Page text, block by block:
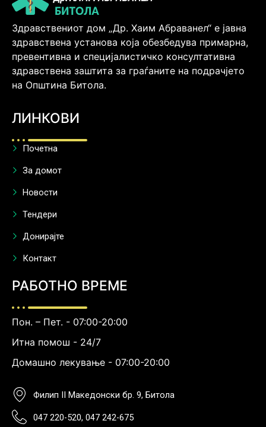
Здравствениот дом „Др. Хаим Абраванел“ е јавна
здравствена установа која обезбедува примарна,
превентивна и специјалистичко консултативна
здравствена заштита за граѓаните на подрачјето
на Општина Битола.
ЛИНКОВИ
Почетна
За домот
Новости
Тендери
Донирајте
Контакт
РАБОТНО ВРЕМЕ
Пон. – Пет. - 07:00-20:00
Итна помош - 24/7
Домашно лекување - 07:00-20:00
Филип II Македонски бр. 9, Битола
047 220-520, 047 242-675